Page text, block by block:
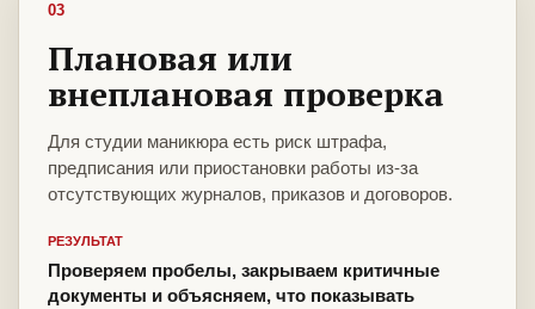
03
Плановая или
внеплановая проверка
Для студии маникюра есть риск штрафа,
предписания или приостановки работы из-за
отсутствующих журналов, приказов и договоров.
РЕЗУЛЬТАТ
Проверяем пробелы, закрываем критичные
документы и объясняем, что показывать